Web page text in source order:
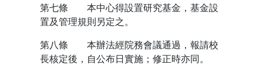
第七條 本中心得設置研究基金，基金設
置及管理規則另定之。
第八條 本辦法經院務會議通過，報請校
長核定後，自公布日實施；修正時亦同。